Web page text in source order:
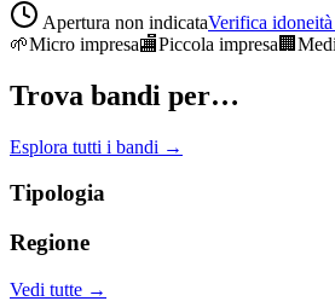
Apertura non indicataVerifica
🌱Micro impresa🏬Piccola impresa 🏢
Trova bandi per…
Esplora tutti i bandi →
Tipologia
Regione
Vedi tutte →